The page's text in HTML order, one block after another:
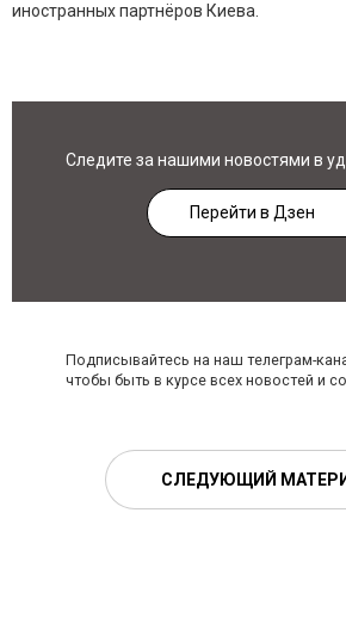
иностранных партнёров Киева.
Следите за нашими новостями в
Перейти в Дзен
Подписывайтесь на наш телеграм-
чтобы быть в курсе всех новостей и
СЛЕДУЮЩИЙ